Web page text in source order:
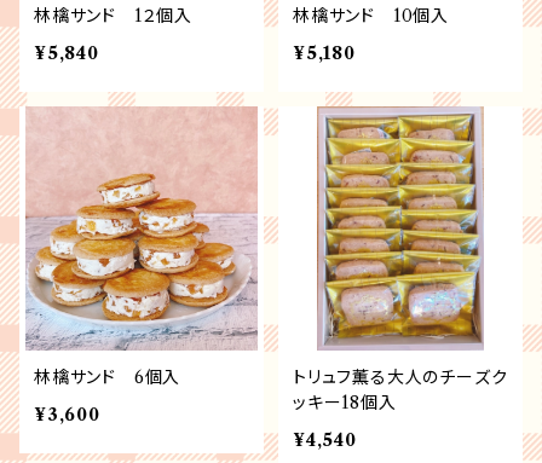
林檎サンド 1２個入
¥5,840
林檎サンド 10個入
¥5,180
林檎サンド 6個入
¥3,600
トリュフ薫る大人のチーズク
ッキー18個入
¥4,540